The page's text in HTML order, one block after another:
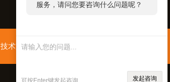
了需求产品，您可以直接在线与我
可按Enter键发起咨询 发起咨询
技术支持：智慧城市网